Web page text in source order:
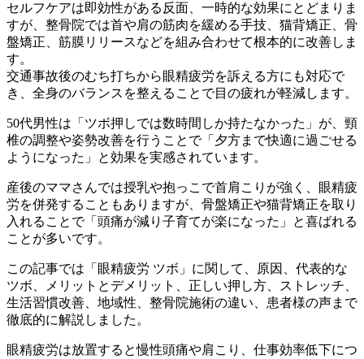
セルフケアは即効性がある反面、一時的な効果にとどまりま
すが、整骨院では首や肩の筋肉を緩める手技、猫背矯正、骨
盤矯正、筋膜リリースなどを組み合わせて根本的に改善しま
す。
交通事故後のむち打ちから眼精疲労を訴える方にも対応で
き、全身のバランスを整えることで目の疲れが軽減します。
50代男性は「ツボ押しでは数時間しか持たなかった」が、頸
椎の調整や姿勢改善を行うことで「夕方まで快適に過ごせる
ようになった」と効果を実感されています。
産後のママさんでは授乳や抱っこで首肩こりが強く、眼精疲
労を併発することもありますが、骨盤矯正や猫背矯正を取り
入れることで「頭痛が減り子育てが楽になった」と喜ばれる
ことが多いです。
この記事では「眼精疲労 ツボ」に関して、原因、代表的な
ツボ、メリットとデメリット、正しい押し方、ストレッチ、
生活習慣改善、地域性、整骨院施術の違い、患者様の声まで
徹底的に解説しました。
眼精疲労は放置すると慢性頭痛や肩こり、仕事効率低下につ